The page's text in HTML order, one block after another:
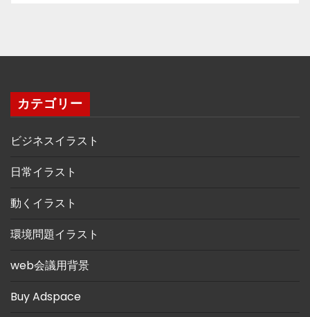
カテゴリー
ビジネスイラスト
日常イラスト
動くイラスト
環境問題イラスト
web会議用背景
Buy Adspace